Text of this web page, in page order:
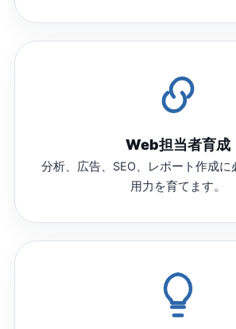
Web担当者育成
分析、広告、SEO、レポート作成
用力を育てます。